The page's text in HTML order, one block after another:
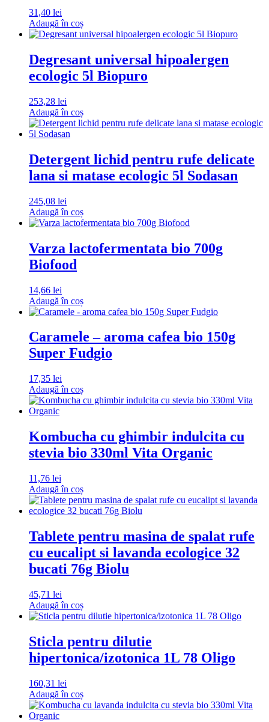
31,40 lei
Adaugă în coș
Degresant universal hipoalergen
ecologic 5l Biopuro
253,28 lei
Adaugă în coș
Detergent lichid pentru rufe delicate
lana si matase ecologic 5l Sodasan
245,08 lei
Adaugă în coș
Varza lactofermentata bio 700g
Biofood
14,66 lei
Adaugă în coș
Caramele – aroma cafea bio 150g
Super Fudgio
17,35 lei
Adaugă în coș
Kombucha cu ghimbir indulcita cu
stevia bio 330ml Vita Organic
11,76 lei
Adaugă în coș
Tablete pentru masina de spalat rufe
cu eucalipt si lavanda ecologice 32
bucati 76g Biolu
45,71 lei
Adaugă în coș
Sticla pentru dilutie
hipertonica/izotonica 1L 78 Oligo
160,31 lei
Adaugă în coș